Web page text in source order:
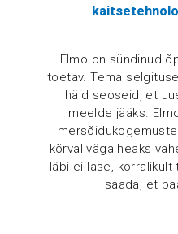
Elmo on sündinud
toetav. Tema
häid seoseid, et
meelde jääks.
kõrval väga heaks
läbi ei lase,
saada, et